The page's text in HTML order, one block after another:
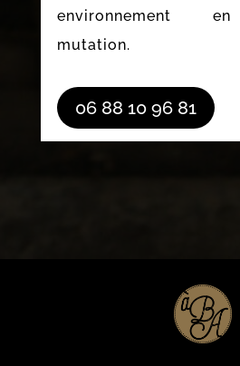
environnement
mutation.
06 88 10 96 81